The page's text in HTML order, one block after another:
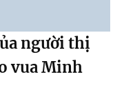
người thị
vua Minh